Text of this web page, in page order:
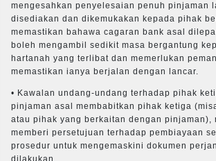
mengesahkan penyelesaian penuh pinjaman
disediakan dan dikemukakan kepada pihak
memastikan bahawa cagaran bank asal
boleh mengambil sedikit masa bergantung
hartanah yang terlibat dan memerlukan
memastikan ianya berjalan dengan lancar.
• Kawalan undang-undang terhadap pihak
pinjaman asal membabitkan pihak ketiga
atau pihak yang berkaitan dengan pinjaman),
memberi persetujuan terhadap pembiayaan
prosedur untuk mengemaskini dokumen
dilakukan.